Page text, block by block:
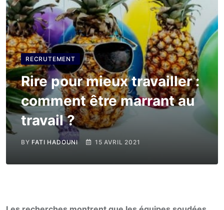
RECRUTEMENT
Rire pour mieux travailler :
comment être marrant au
travail ?
BY FATI HADOUNI 15 AVRIL 2021